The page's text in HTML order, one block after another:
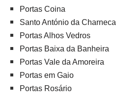
Portas Coina
Santo António da Charneca
Portas Alhos Vedros
Portas Baixa da Banheira
Portas Vale da Amoreira
Portas em Gaio
Portas Rosário